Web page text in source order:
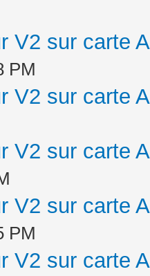
V2 sur carte
PM
V2 sur carte
V2 sur carte
V2 sur carte
PM
V2 sur carte